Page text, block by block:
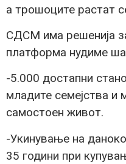
а трошоците растат
СДСМ има решенија
платформа нудиме
-5.000 достапни
младите семејства и
самостоен живот.
-Укинување на
35 години при